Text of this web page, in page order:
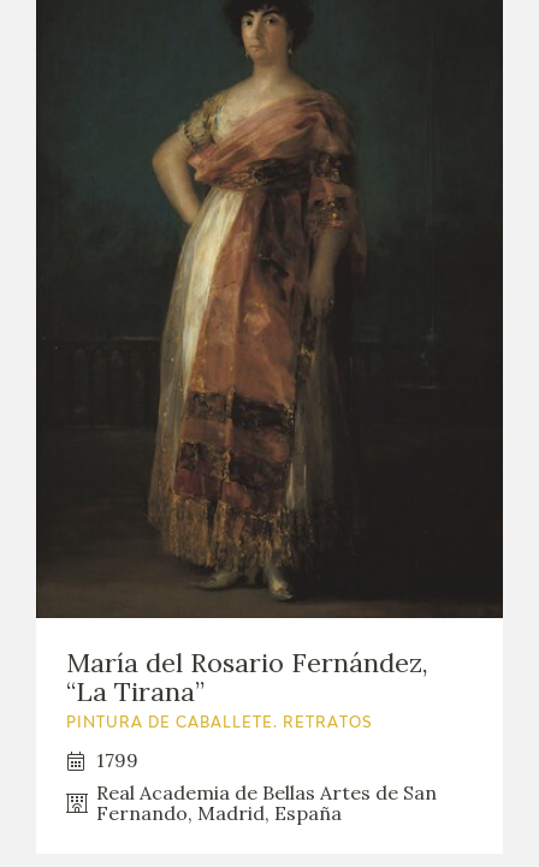
María del Rosario Fernández,
“La Tirana”
PINTURA DE CABALLETE. RETRATOS
1799
Real Academia de Bellas Artes de San
Fernando, Madrid, España